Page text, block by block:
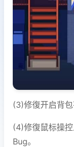
(3)修復开启背包
(4)修復鼠标操
Bug。